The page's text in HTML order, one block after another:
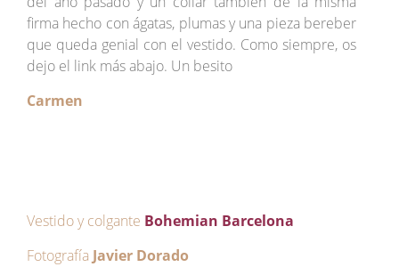
firma hecho con ágatas, plumas y una pieza bereber
que queda genial con el vestido. Como siempre, os
dejo el link más abajo. Un besito
Carmen
Vestido y colgante Bohemian Barcelona
Fotografía Javier Dorado